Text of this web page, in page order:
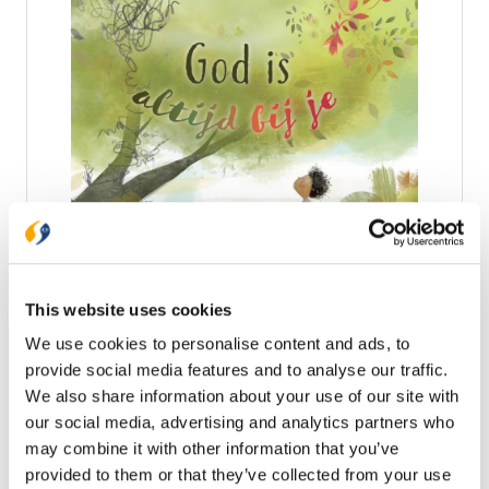
This website uses cookies
We use cookies to personalise content and ads, to
provide social media features and to analyse our traffic.
We also share information about your use of our site with
our social media, advertising and analytics partners who
may combine it with other information that you’ve
provided to them or that they’ve collected from your use
Zeeman (1987) is predikant in de hervormde
wijkgemeente Bethelkerk in Waddinxveen. Hij is
vader van drie jongens.
God is altijd bij je
Hét prentenboek dat kinderen wil laten zien dat God
moeilijke dingen! In het boek lijkt zo’n moeilijke
volgt, het gaat niet weg. Maar dan ontdekt het kind
iets belangrijks: God is altijd bij hem en stap voor
stap verandert God de krabbel in iets moois. Een
prachtig cadeauboek voor iedereen die wat
bemoediging kan gebruiken. • cadeauboek vol hoop,
gebaseerd op Prediker 3:11 • extra materiaal bij het
boek: guide met gespreksvragen voor ouders en
€ 16,99
Op voorraad
In winkelwagen